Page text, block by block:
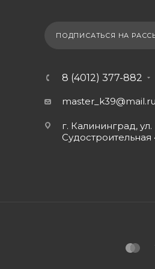
ПОДПИСАТЬСЯ НА
8 (4012) 377-882
master_k39@mail.ru
г. Калининград, ул.
Судостроительная